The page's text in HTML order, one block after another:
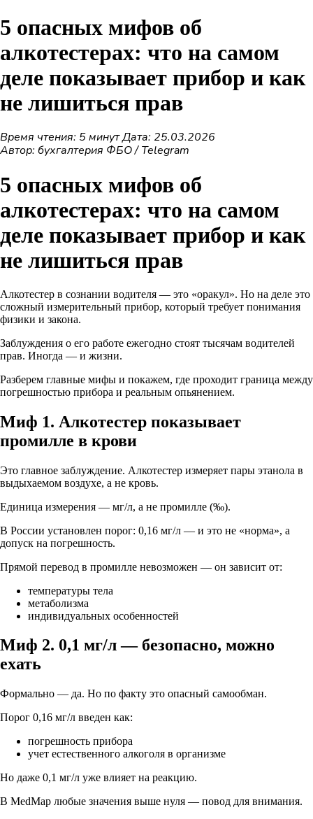
5 опасных мифов об
алкотестерах: что на самом
деле показывает прибор и как
не лишиться прав
Время чтения: 5 минутДата: 25.03.2026
Автор: бухгалтерия ФБО / Telegram
5 опасных мифов об
алкотестерах: что на самом
деле показывает прибор и как
не лишиться прав
Алкотестер в сознании водителя — это «оракул». Но на деле это
сложный измерительный прибор, который требует понимания
физики и закона.
Заблуждения о его работе ежегодно стоят тысячам водителей
прав. Иногда — и жизни.
Разберем главные мифы и покажем, где проходит граница между
погрешностью прибора и реальным опьянением.
Миф 1. Алкотестер показывает
промилле в крови
Это главное заблуждение. Алкотестер измеряет пары этанола в
выдыхаемом воздухе, а не кровь.
Единица измерения — мг/л, а не промилле (‰).
В России установлен порог: 0,16 мг/л — и это не «норма», а
допуск на погрешность.
Прямой перевод в промилле невозможен — он зависит от:
температуры тела
метаболизма
индивидуальных особенностей
Миф 2. 0,1 мг/л — безопасно, можно
ехать
Формально — да. Но по факту это опасный самообман.
Порог 0,16 мг/л введен как:
погрешность прибора
учет естественного алкоголя в организме
Но даже 0,1 мг/л уже влияет на реакцию.
В MedMap любые значения выше нуля — повод для внимания.